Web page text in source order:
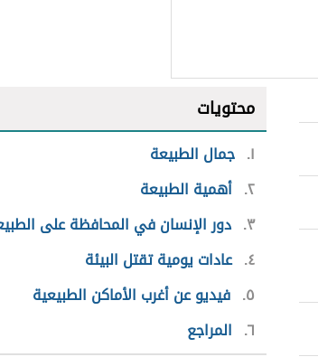
محتويات
١ جمال الطبيعة
٢ أهمية الطبيعة
٣ دور الإنسان في المحافظة على
٤ عادات يومية تقتل البيئة
٥ فيديو عن أغرب الأماكن الطبيعية
٦ المراجع